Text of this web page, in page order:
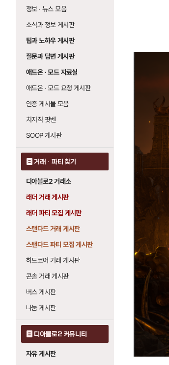
정보 · 뉴스 모음
소식과 정보 게시판
팁과 노하우 게시판
질문과 답변 게시판
애드온 · 모드 자료실
애드온 · 모드 요청 게시판
인증 게시물 모음
치지직 팟벤
SOOP 게시판
거래 · 파티 찾기
디아블로2 거래소
래더 거래 게시판
래더 파티 모집 게시판
스탠다드 거래 게시판
스탠다드 파티 모집 게시판
하드코어 거래 게시판
콘솔 거래 게시판
버스 게시판
나눔 게시판
디아블로2 커뮤니티
자유 게시판